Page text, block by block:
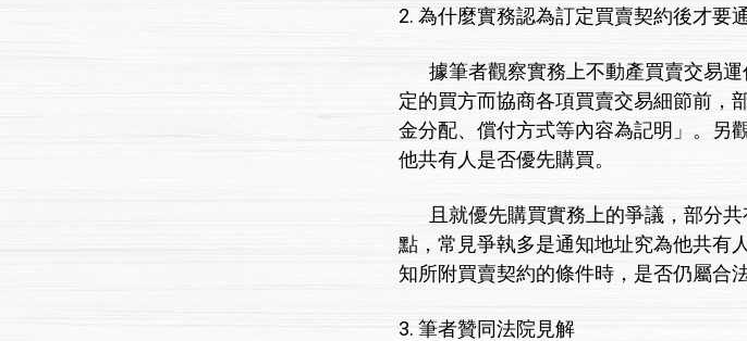
2. 為什麼實務認為訂定買賣契約後才要
據筆者觀察實務上不動產買賣交易運
定的買方而協商各項買賣交易細節前，
金分配、償付方式等內容為記明」。另
他共有人是否優先購買。
且就優先購買實務上的爭議，部分共
點，常見爭執多是通知地址究為他共有
知所附買賣契約的條件時，是否仍屬合
3. 筆者贊同法院見解